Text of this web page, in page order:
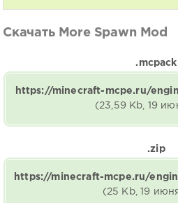
Скачать More Spawn Mod
.mcpack
https://minecraft-mcpe.ru/
(23,59 Kb, 19
.zip
https://minecraft-mcpe.ru/
(25 Kb, 19